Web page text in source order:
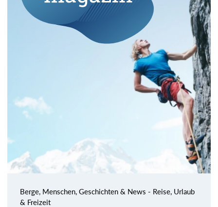
Berge, Menschen, Geschichten & News - Reise, Urlaub
& Freizeit